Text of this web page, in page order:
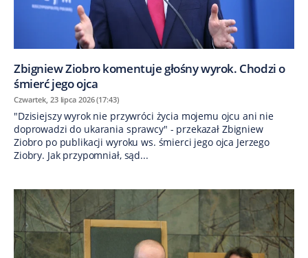
Zbigniew Ziobro komentuje głośny wyrok. Chodzi o
śmierć jego ojca
Czwartek, 23 lipca 2026 (17:43)
"Dzisiejszy wyrok nie przywróci życia mojemu ojcu ani nie
doprowadzi do ukarania sprawcy" - przekazał Zbigniew
Ziobro po publikacji wyroku ws. śmierci jego ojca Jerzego
Ziobry. Jak przypomniał, sąd...